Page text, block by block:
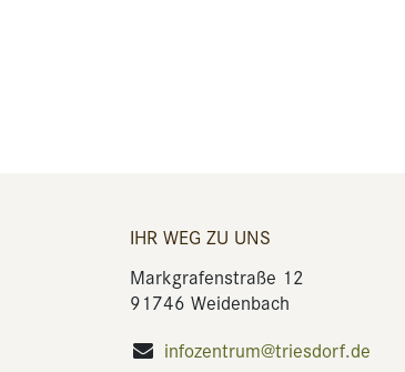
IHR WEG ZU UNS
Markgrafenstraße 12
91746 Weidenbach
infozentrum@triesdorf.de